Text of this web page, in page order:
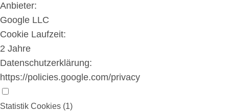
Anbieter:
Google LLC
Cookie Laufzeit:
2 Jahre
Datenschutzerklärung:
https://policies.google.com/privacy
Statistik Cookies (1)